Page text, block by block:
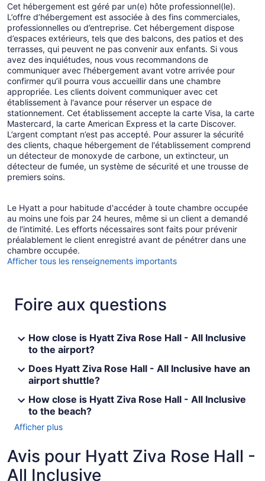
Cet hébergement est géré par un(e) hôte professionnel(le).
L’offre d’hébergement est associée à des fins commerciales,
professionnelles ou d’entreprise. Cet hébergement dispose
d’espaces extérieurs, tels que des balcons, des patios et des
terrasses, qui peuvent ne pas convenir aux enfants. Si vous
avez des inquiétudes, nous vous recommandons de
communiquer avec l’hébergement avant votre arrivée pour
confirmer qu’il pourra vous accueillir dans une chambre
appropriée. Les clients doivent communiquer avec cet
établissement à l'avance pour réserver un espace de
stationnement. Cet établissement accepte la carte Visa, la carte
Mastercard, la carte American Express et la carte Discover.
L’argent comptant n’est pas accepté. Pour assurer la sécurité
des clients, chaque hébergement de l'établissement comprend
un détecteur de monoxyde de carbone, un extincteur, un
détecteur de fumée, un système de sécurité et une trousse de
premiers soins.
Le Hyatt a pour habitude d'accéder à toute chambre occupée
au moins une fois par 24 heures, même si un client a demandé
de l'intimité. Les efforts nécessaires sont faits pour prévenir
préalablement le client enregistré avant de pénétrer dans une
chambre occupée.
Afficher tous les renseignements importants
Foire aux questions
How close is Hyatt Ziva Rose Hall - All Inclusive
to the airport?
Does Hyatt Ziva Rose Hall - All Inclusive have an
airport shuttle?
How close is Hyatt Ziva Rose Hall - All Inclusive
to the beach?
Afficher plus
Avis pour Hyatt Ziva Rose Hall -
All Inclusive